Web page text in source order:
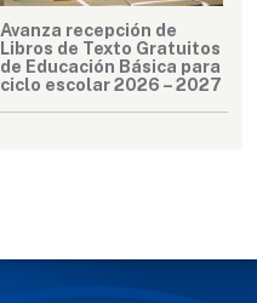
Avanza recepción de
Libros de Texto Gratuitos
de Educación Básica para
ciclo escolar 2026 – 2027